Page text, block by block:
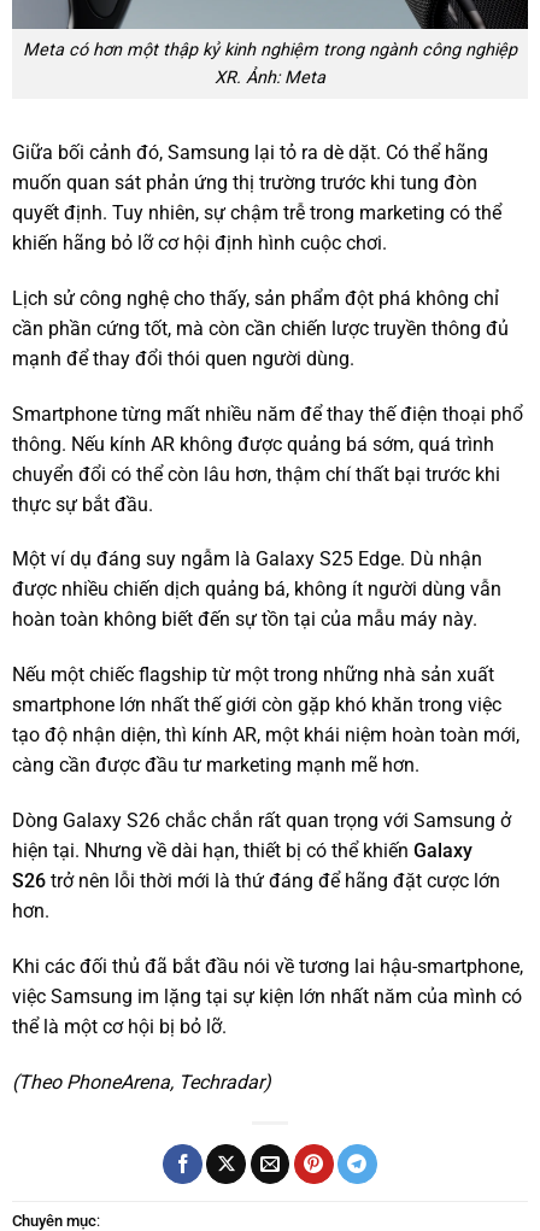
Meta có hơn một thập kỷ kinh nghiệm trong ngành công nghiệp
XR. Ảnh: Meta
Giữa bối cảnh đó, Samsung lại tỏ ra dè dặt. Có thể hãng
muốn quan sát phản ứng thị trường trước khi tung đòn
quyết định. Tuy nhiên, sự chậm trễ trong marketing có thể
khiến hãng bỏ lỡ cơ hội định hình cuộc chơi.
Lịch sử công nghệ cho thấy, sản phẩm đột phá không chỉ
cần phần cứng tốt, mà còn cần chiến lược truyền thông đủ
mạnh để thay đổi thói quen người dùng.
Smartphone từng mất nhiều năm để thay thế điện thoại phổ
thông. Nếu kính AR không được quảng bá sớm, quá trình
chuyển đổi có thể còn lâu hơn, thậm chí thất bại trước khi
thực sự bắt đầu.
Một ví dụ đáng suy ngẫm là Galaxy S25 Edge. Dù nhận
được nhiều chiến dịch quảng bá, không ít người dùng vẫn
hoàn toàn không biết đến sự tồn tại của mẫu máy này.
Nếu một chiếc flagship từ một trong những nhà sản xuất
smartphone lớn nhất thế giới còn gặp khó khăn trong việc
tạo độ nhận diện, thì kính AR, một khái niệm hoàn toàn mới,
càng cần được đầu tư marketing mạnh mẽ hơn.
Dòng Galaxy S26 chắc chắn rất quan trọng với Samsung ở
hiện tại. Nhưng về dài hạn, thiết bị có thể khiến Galaxy
S26 trở nên lỗi thời mới là thứ đáng để hãng đặt cược lớn
hơn.
Khi các đối thủ đã bắt đầu nói về tương lai hậu-smartphone,
việc Samsung im lặng tại sự kiện lớn nhất năm của mình có
thể là một cơ hội bị bỏ lỡ.
(Theo PhoneArena, Techradar)
Chuyên mục: